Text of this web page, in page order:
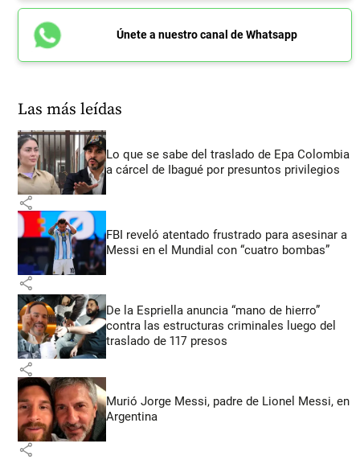
Únete a nuestro canal de Whatsapp
Las más leídas
Lo que se sabe del traslado de Epa Colombia
a cárcel de Ibagué por presuntos privilegios
share
FBI reveló atentado frustrado para asesinar a
Messi en el Mundial con “cuatro bombas”
share
De la Espriella anuncia “mano de hierro”
contra las estructuras criminales luego del
traslado de 117 presos
share
Murió Jorge Messi, padre de Lionel Messi, en
Argentina
share